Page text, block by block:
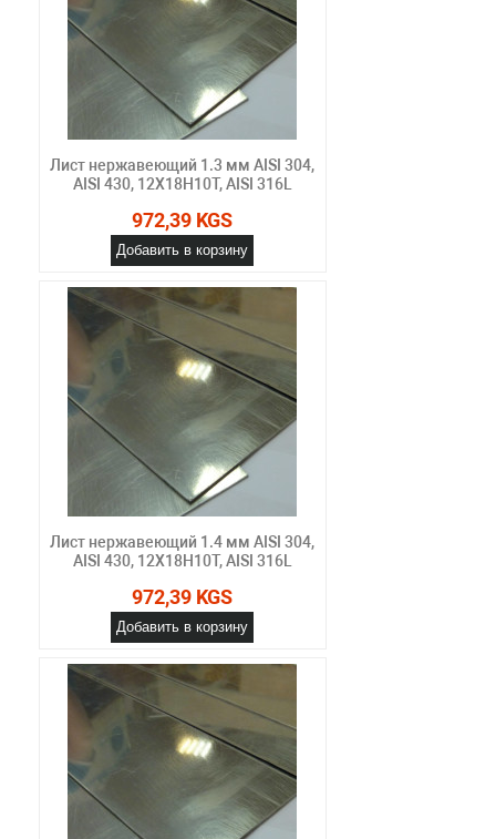
Лист нержавеющий 1.3 мм AISI 304,
AISI 430, 12Х18Н10Т, AISI 316L
972,39 KGS
Добавить в корзину
Лист нержавеющий 1.4 мм AISI 304,
AISI 430, 12Х18Н10Т, AISI 316L
972,39 KGS
Добавить в корзину